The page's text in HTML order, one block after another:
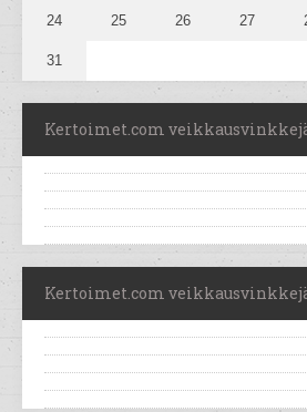
24 25 26 27
31
Kertoimet.com
Kertoimet.com